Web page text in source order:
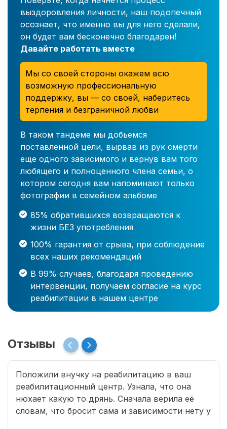
выздоровления личности, наш подопечный
осознает, что именно вы для него сделали,
он будет вам бесконечно благодарен!
Давайте работать вместе
Мы со своей стороны окажем всю
возможную профессиональную
поддержку, вы — со своей, наберитесь
терпения и безграничной любви
В таком тандеме мы добьемся
поставленной цели, вырвав из рук смерти
еще одного зависимого и вернув вам того
любящего и полноценного члена семьи, о
котором сегодня вам напоминают только
фотографии в семейном альбоме
85% обратившихся возвращаются к
жизни БЕЗ употребления
100% гарантия от срыва, при соблюдение
всех наших рекомендаций
В 99% случаев, благодаря проведению
интервенции, получаем согласие на курс
реабилитации в нашем центре
Отзывы
Положили внучку на реабилитацию в ваш
реабилитационный центр. Узнала, что она
нюхает какую то дрянь. Сначала верила её
словам, что бросит сама и зависимости нету у